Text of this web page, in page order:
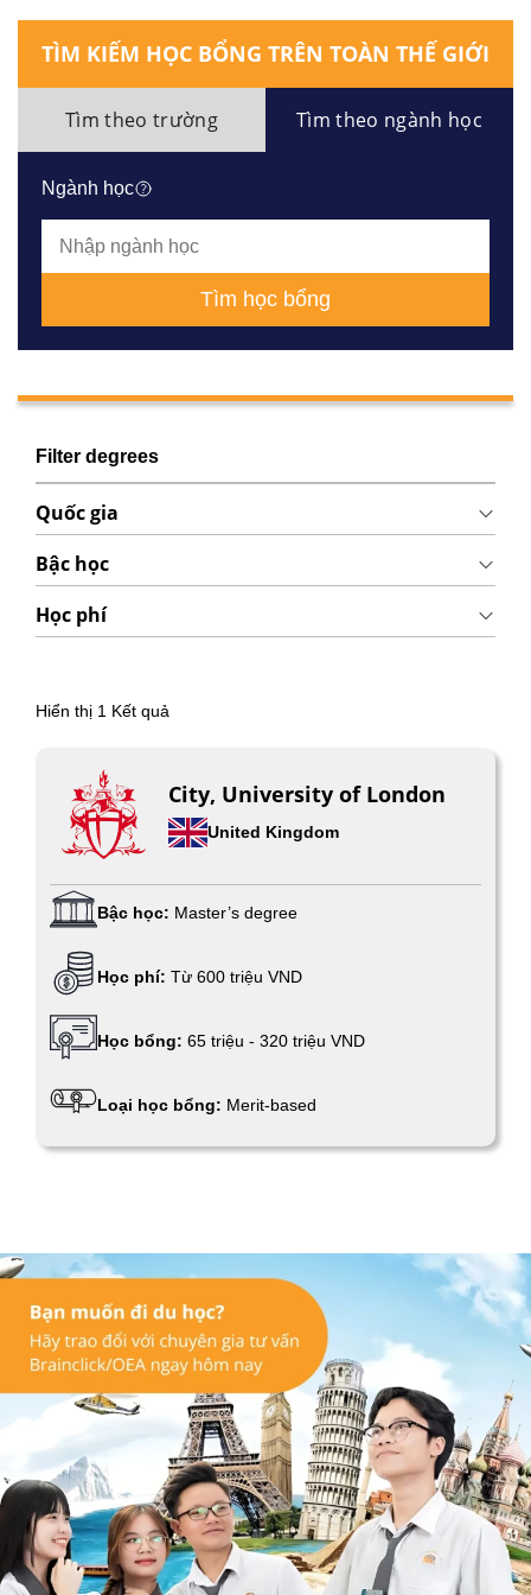
TÌM KIẾM HỌC BỔNG TRÊN TOÀN THẾ GIỚI
Tìm theo trường Tìm theo ngành học
Ngành học
Tìm học bổng
Filter degrees
Quốc gia
Bậc học
Học phí
Hiển thị 1 Kết quả
City, University of London
United Kingdom
Bậc học: Master’s degree
Học phí: Từ 600 triệu VND
Học bổng: 65 triệu - 320 triệu VND
Loại học bổng: Merit-based